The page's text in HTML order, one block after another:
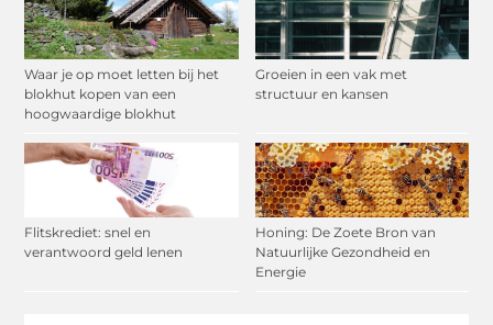
Waar je op moet letten bij het
blokhut kopen van een
hoogwaardige blokhut
Groeien in een vak met
structuur en kansen
Flitskrediet: snel en
verantwoord geld lenen
Honing: De Zoete Bron van
Natuurlijke Gezondheid en
Energie